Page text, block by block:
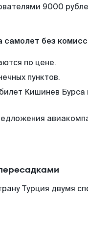
9000
самолет без
по цене.
пунктов.
Кишинев Бурса
Турция двумя